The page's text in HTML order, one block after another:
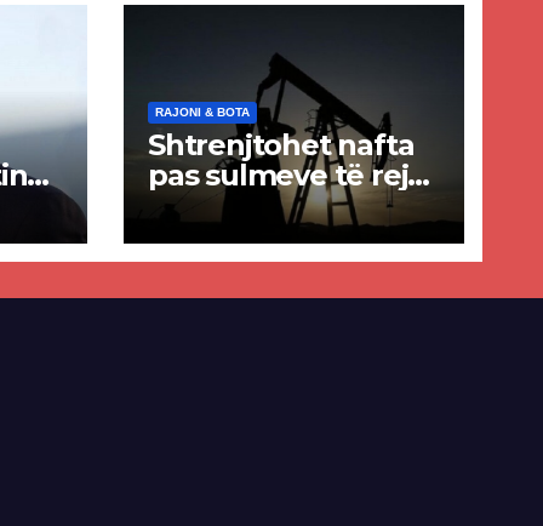
RAJONI & BOTA
Shtrenjtohet nafta
pas sulmeve të reja
SHBA–Iran